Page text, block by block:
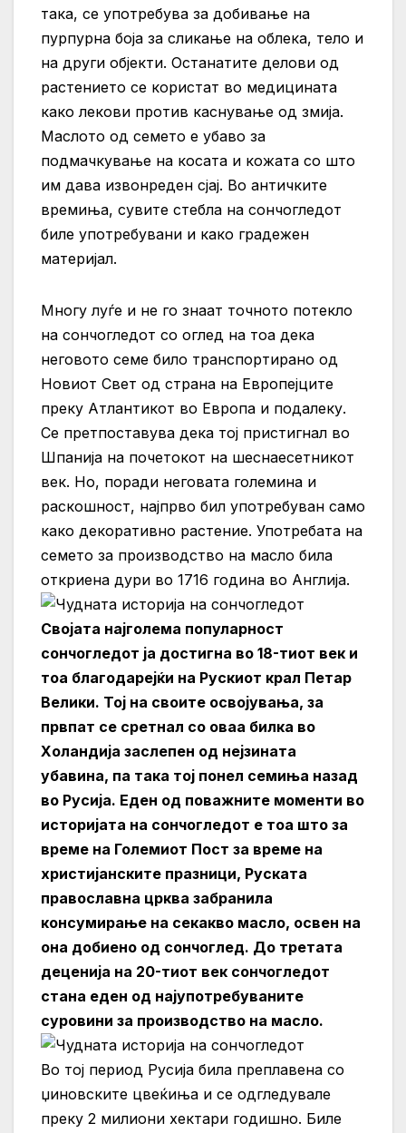
така, се употребува за добивање на
пурпурна боја за сликање на облека, тело и
на други објекти. Останатите делови од
растението се користат во медицината
како лекови против каснување од змија.
Маслото од семето е убаво за
подмачкување на косата и кожата со што
им дава извонреден сјај. Во античките
времиња, сувите стебла на сончогледот
биле употребувани и како градежен
материјал.
Многу луѓе и не го знаат точното потекло
на сончогледот со оглед на тоа дека
неговото семе било транспортирано од
Новиот Свет од страна на Европејците
преку Атлантикот во Европа и подалеку.
Се претпоставува дека тој пристигнал во
Шпанија на почетокот на шеснаесетникот
век. Но, поради неговата големина и
раскошност, најпрво бил употребуван само
како декоративно растение. Употребата на
семето за производство на масло била
откриена дури во 1716 година во Англија.
Својата најголема популарност
сончогледот ја достигна во 18-тиот век и
тоа благодарејќи на Рускиот крал Петар
Велики. Тој на своите освојувања, за
првпат се сретнал со оваа билка во
Холандија заслепен од нејзината
убавина, па така тој понел семиња назад
во Русија. Еден од поважните моменти во
историјата на сончогледот е тоа што за
време на Големиот Пост за време на
христијанските празници, Руската
православна црква забранила
консумирање на секакво масло, освен на
она добиено од сончоглед. До третата
деценија на 20-тиот век сончогледот
стана еден од најупотребуваните
суровини за производство на масло.
Во тој период Русија била преплавена со
џиновските цвеќиња и се одгледувале
преку 2 милиони хектари годишно. Биле